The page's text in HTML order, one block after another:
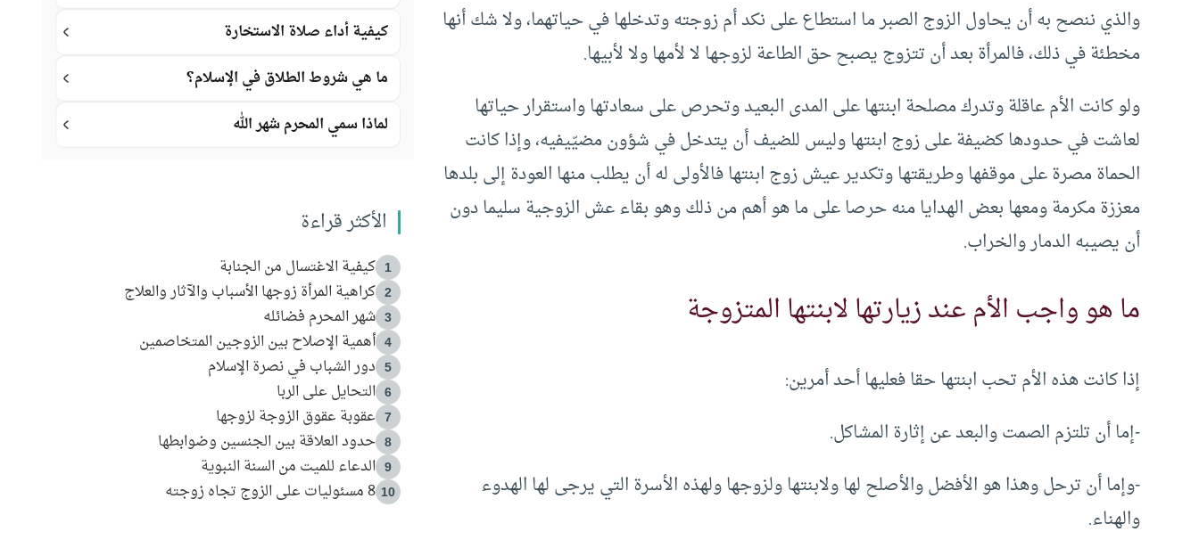
والذي ننصح به أن يحاول الزوج الصبر ما استطاع على نكد أم زوجته وتدخلها في حياتهما، ولا شك أنها
مخطئة في ذلك، فالمرأة بعد أن تتزوج يصبح حق الطاعة لزوجها لا لأمها ولا لأبيها.
ولو كانت الأم عاقلة وتدرك مصلحة ابنتها على المدى البعيد وتحرص على سعادتها واستقرار حياتها
لعاشت في حدودها كضيفة على زوج ابنتها وليس للضيف أن يتدخل في شؤون مضيّيفيه، وإذا كانت
الحماة مصرة على موقفها وطريقتها وتكدير عيش زوج ابنتها فالأولى له أن يطلب منها العودة إلى بلدها
معززة مكرمة ومعها بعض الهدايا منه حرصا على ما هو أهم من ذلك وهو بقاء عش الزوجية سليما دون
أن يصيبه الدمار والخراب.
ما هو واجب الأم عند زيارتها لابنتها المتزوجة
إذا كانت هذه الأم تحب ابنتها حقا فعليها أحد أمرين:
-إما أن تلتزم الصمت والبعد عن إثارة المشاكل.
-وإما أن ترحل وهذا هو الأفضل والأصلح لها ولابنتها ولزوجها ولهذه الأسرة التي يرجى لها الهدوء
والهناء.
كيفية أداء صلاة الاستخارة
ما هي شروط الطلاق في الإسلام؟
لماذا سمي المحرم شهر الله
الأكثر قراءة
1 كيفية الاغتسال من الجنابة
2 كراهية المرأة زوجها الأسباب والآثار والعلاج
3 شهر المحرم فضائله
4 أهمية الإصلاح بين الزوجين المتخاصمين
5 دور الشباب في نصرة الإسلام
6 التحايل على الربا
7 عقوبة عقوق الزوجة لزوجها
8 حدود العلاقة بين الجنسين وضوابطها
9 الدعاء للميت من السنة النبوية
10 8 مسئوليات على الزوج تجاه زوجته